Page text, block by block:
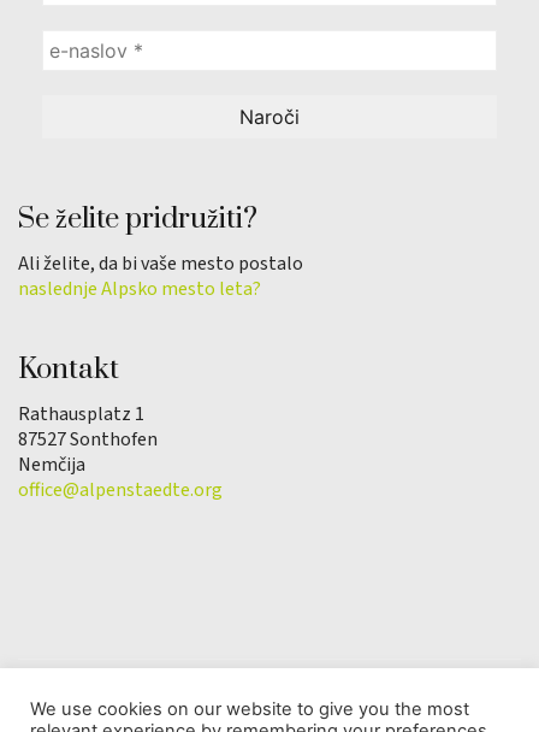
Se želite pridružiti?
Ali želite, da bi vaše mesto postalo
naslednje Alpsko mesto leta?
Kontakt
Rathausplatz 1
87527 Sonthofen
Nemčija
office@alpenstaedte.org
We use cookies on our website to give you the most